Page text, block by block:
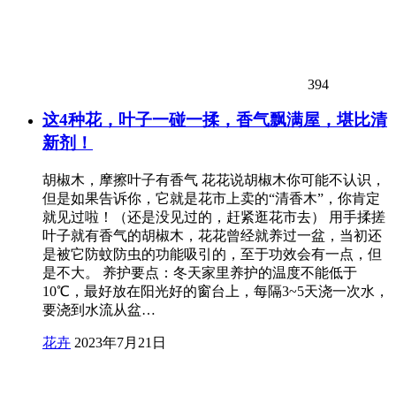
394
这4种花，叶子一碰一揉，香气飘满屋，堪比清
新剂！
胡椒木，摩擦叶子有香气 花花说胡椒木你可能不认识，
但是如果告诉你，它就是花市上卖的“清香木”，你肯定
就见过啦！（还是没见过的，赶紧逛花市去） 用手揉搓
叶子就有香气的胡椒木，花花曾经就养过一盆，当初还
是被它防蚊防虫的功能吸引的，至于功效会有一点，但
是不大。 养护要点：冬天家里养护的温度不能低于
10℃，最好放在阳光好的窗台上，每隔3~5天浇一次水，
要浇到水流从盆…
花卉 2023年7月21日